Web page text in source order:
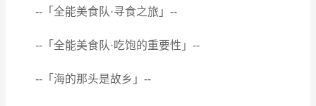
--「全能美食队·寻食之旅」--
--「全能美食队·吃饱的重要性」--
--「海的那头是故乡」--